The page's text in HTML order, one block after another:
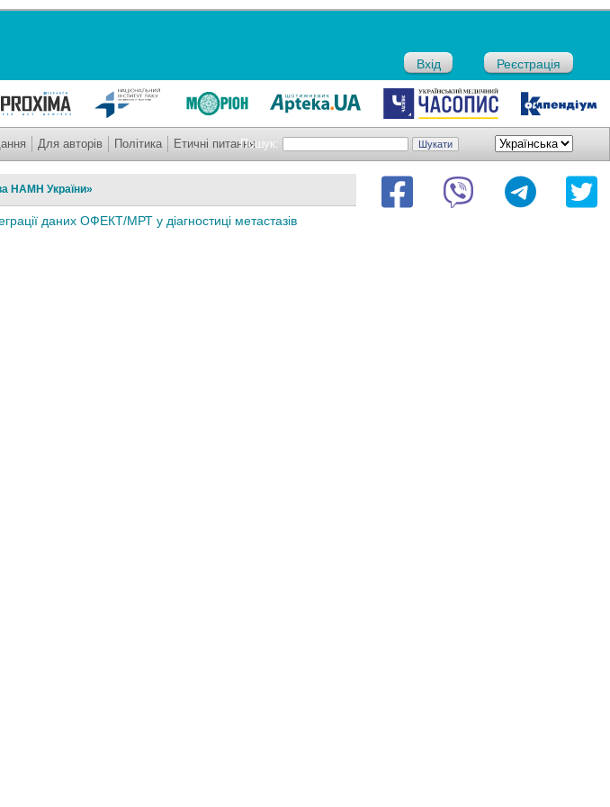
Вхід Реєстрація
Пошук:
Для авторів Політика Етичні питання
НАМН України»
даних ОФЕКТ/МРТ у діагностиці метастазів